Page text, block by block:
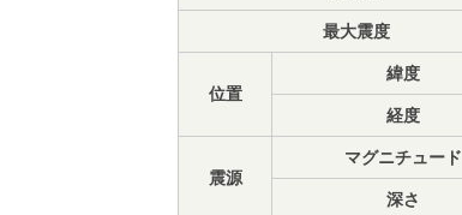
最大震度
位置
緯度
経度
震源
マグニチュード
深さ